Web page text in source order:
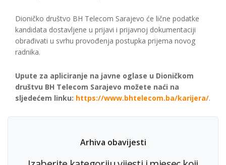
Dioničko društvo BH Telecom Sarajevo će lične podatke
kandidata dostavljene u prijavi i prijavnoj dokumentaciji
obrađivati u svrhu provođenja postupka prijema novog
radnika.
Upute za apliciranje na javne oglase u Dioničkom
društvu BH Telecom Sarajevo možete naći na
sljedećem linku: https://www.bhtelecom.ba/karijera/.
Arhiva obavijesti